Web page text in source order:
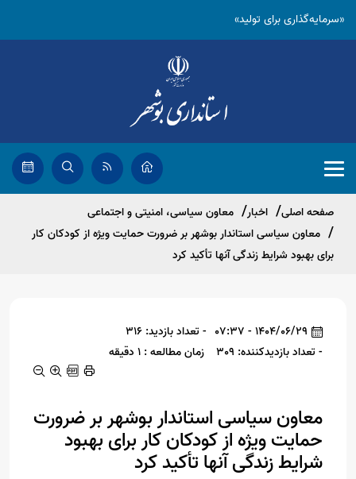
«سرمایه‌گذاری برای تولید»
صفحه اصلی اخبار
معاون سیاسی، امنیتی و اجتماعی
معاون سیاسی استاندار بوشهر بر ضرورت حمایت ویژه از کودکان کار
برای بهبود شرایط زندگی آنها تأکید کرد
1404/06/29 - 07:37
- تعداد بازدید: 316
- تعداد بازدیدکننده: 309
زمان مطالعه : 1 دقیقه
معاون سیاسی استاندار بوشهر بر ضرورت
حمایت ویژه از کودکان کار برای بهبود
شرایط زندگی آنها تأکید کرد